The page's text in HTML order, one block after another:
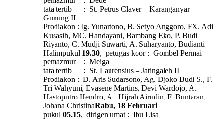
tata tertib : St. Petrus Claver – Karanganyar
Gunung II
Prodiakon : Ig. Yunartono, B. Setyo Anggoro, FX. Adi
Kusasih, MC. Handayani, Bambang Eko, P. Budi
Riyanto, C. Mudji Suwarti, A. Suharyanto, Budianti
Halimpukul 19.30, petugas koor : Gombel Permai
pemazmur : Meiga
tata tertib : St. Laurensius – Jatingaleh II
Prodiakon : D. Aris Sudarsono, Ag. Djoko Budi S., F.
Tri Wahyuni, Evasene Martins, Devi Wardojo, A.
Hastoputro Hendro, A.. Hijrah Airudin, F. Buntaran,
Johana ChristinaRabu, 18 Februari
pukul 05.15, dirigen umat : Ibu Lisa